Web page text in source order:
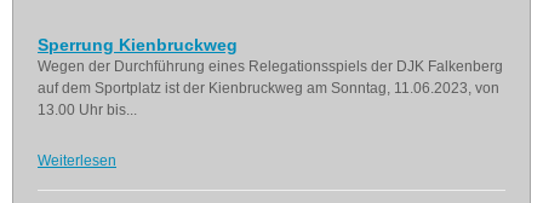
Sperrung Kienbruckweg
Wegen der Durchführung eines Relegationsspiels der DJK Falkenberg
auf dem Sportplatz ist der Kienbruckweg am Sonntag, 11.06.2023, von
13.00 Uhr bis...
Weiterlesen